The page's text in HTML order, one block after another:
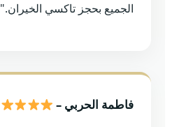
الجميع بحجز تاكسي الخيران."
فاطمة الحربي –